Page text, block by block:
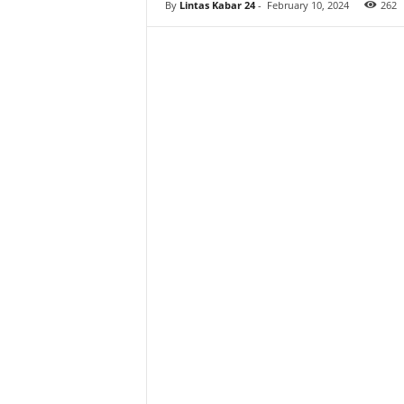
By Lintas Kabar 24- February 10, 2024 262